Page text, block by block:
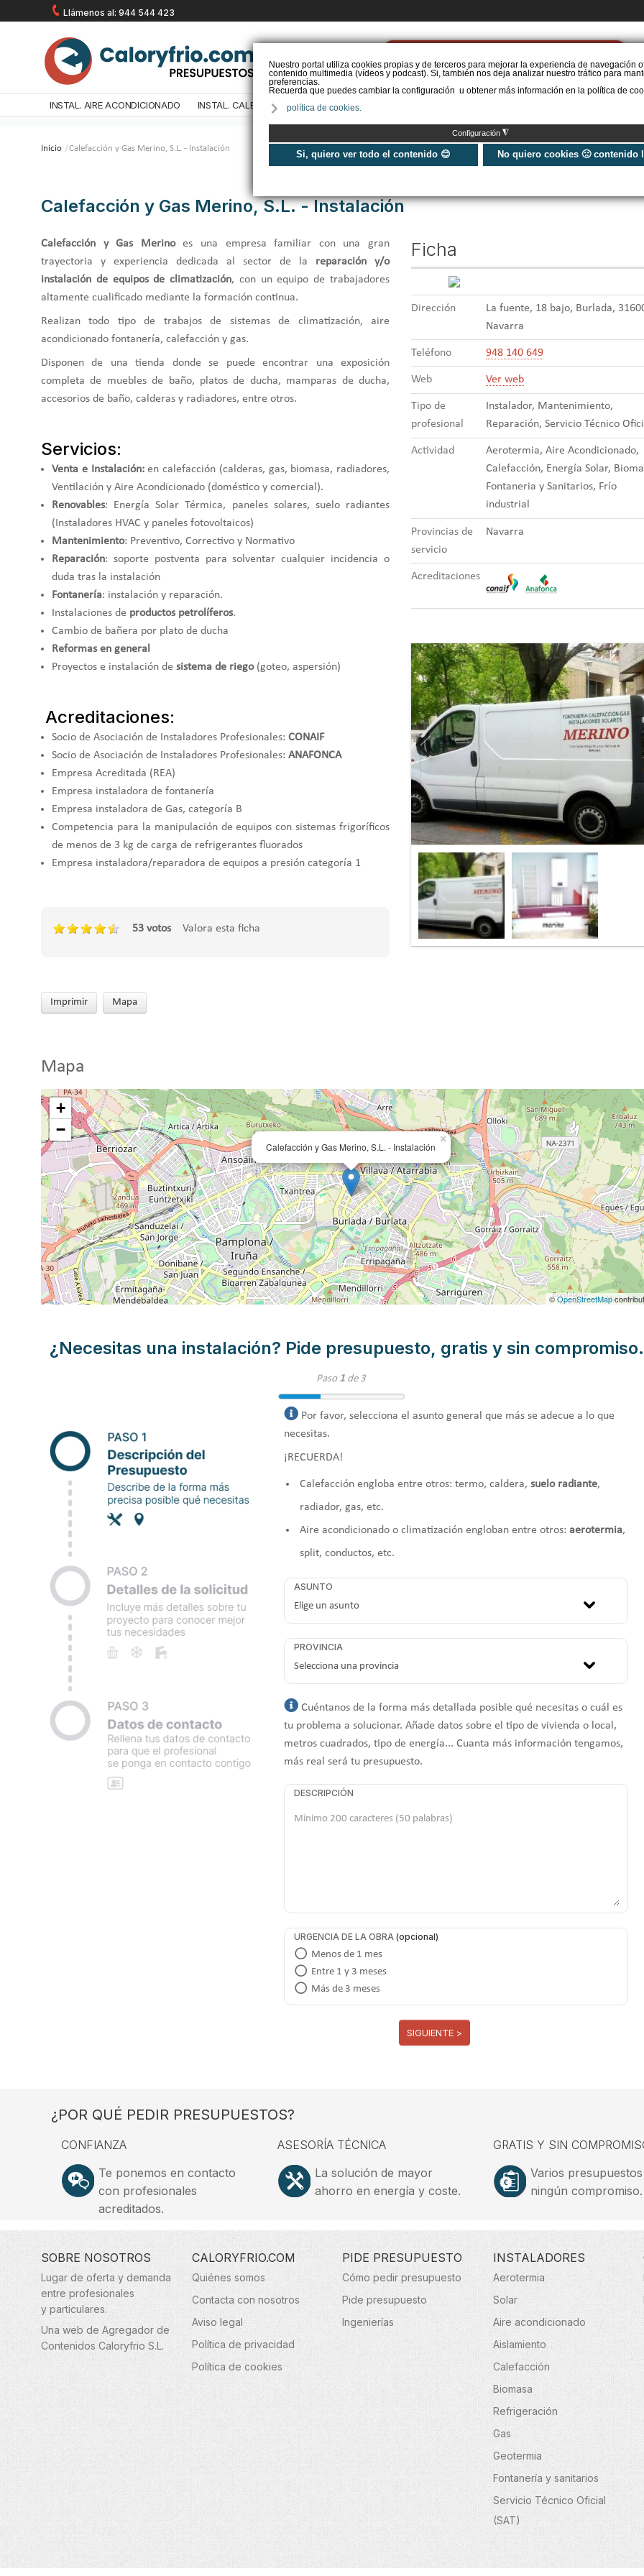
Nuestro portal utiliza cookies propias y de terceros para mejorar la experiencia de navegación
contenido multimedia (vídeos y podcast). Si, también nos deja analizar nuestro tráfico para
preferencias.
Recuerda que puedes cambiar la configuración u obtener más información en la política de
política de cookies.
Configuración ◮
Si, quiero ver todo el contenido 😊 No quiero cookies 🙁 contenido
Llámenos al: 944 544 423
PIDE PRESUPUESTO
INSTAL. AIRE ACONDICIONADO INSTAL. CALEFACCIÓN INSTAL. AEROTERMIA
Inicio /Calefacción y Gas Merino, S.L. - Instalación
Calefacción y Gas Merino, S.L. - Instalación
Calefacción y Gas Merinoes una empresa familiar con una gran
trayectoria y experiencia dedicada al sector de la reparación y/o
instalación de equipos de climatización, con un equipo de trabajadores
altamente cualificado mediante la formación continua.
Realizan todo tipo de trabajos de sistemas de climatización, aire
acondicionado fontanería, calefacción y gas.
Disponen de una tienda donde se puede encontrar una exposición
completa de muebles de baño, platos de ducha, mamparas de ducha,
accesorios de baño, calderas y radiadores, entre otros.
Servicios:
Venta e Instalación:en calefacción (calderas, gas, biomasa, radiadores,
Ventilación y Aire Acondicionado (doméstico y comercial).
Renovables: Energía Solar Térmica, paneles solares, suelo radiantes
(Instaladores HVAC y paneles fotovoltaicos)
Mantenimiento: Preventivo, Correctivo y Normativo
Reparación: soporte postventa para solventar cualquier incidencia o
duda tras la instalación
Fontanería: instalación y reparación.
Instalaciones de productos petrolíferos.
Cambio de bañera por plato de ducha
Reformas en general
Proyectos e instalación de sistema de riego(goteo, aspersión)
Acreditaciones:
Socio de Asociación de Instaladores Profesionales: CONAIF
Socio de Asociación de Instaladores Profesionales: ANAFONCA
Empresa Acreditada (REA)
Empresa instaladora de fontanería
Empresa instaladora de Gas, categoría B
Competencia para la manipulación de equipos con sistemas frigoríficos
de menos de 3 kg de carga de refrigerantes fluorados
Empresa instaladora/reparadora de equipos a presión categoría 1
Valora esta ficha
53 votos
Ficha
Dirección
La fuente, 18 bajo, Burlada,
Navarra
Teléfono 948 140 649
Web Ver web
Tipo de
profesional
Instalador, Mantenimiento,
Reparación, Servicio Técnico
Actividad
Aerotermia, Aire Acondicionado,
Calefacción, Energía Solar,
Fontaneria y Sanitarios, Frío
industrial
Provincias de
servicio
Navarra
Acreditaciones
Imprimir Mapa
Mapa
Calefacción y Gas Merino, S.L. - Instalación
×
+
−
©OpenStreetMap
¿Necesitas una instalación? Pide presupuesto, gratis y sin compromiso.
Paso 1 de 3
Por favor, selecciona el asunto general que más se adecue a lo que
necesitas.
¡RECUERDA!
Calefacción engloba entre otros: termo, caldera,suelo radiante,
radiador, gas, etc.
Aire acondicionado o climatización engloban entre otros:aerotermia,
split, conductos, etc.
ASUNTO
PROVINCIA
Cuéntanos de la forma más detallada posible qué necesitas o cuál es
tu problema a solucionar. Añade datos sobre el tipo de vivienda o local,
metros cuadrados, tipo de energía... Cuanta más información tengamos,
más real será tu presupuesto.
DESCRIPCIÓN
URGENCIA DE LA OBRA
Menos de 1 mes
Entre 1 y 3 meses
Más de 3 meses
SIGUIENTE >
¿POR QUÉ PEDIR PRESUPUESTOS?
CONFIANZA
Te ponemos en contacto
con profesionales
acreditados.
ASESORÍA TÉCNICA
La solución de mayor
ahorro en energía y coste.
GRATIS Y SIN
Varios
ningún compromiso.
SOBRE NOSOTROS
Lugar de oferta y demanda
entre profesionales
y particulares.
Una web de Agregador de
Contenidos Caloryfrio S.L.
CALORYFRIO.COM
Quiénes somos
Contacta con nosotros
Aviso legal
Política de privacidad
Política de cookies
PIDE PRESUPUESTO
Cómo pedir presupuesto
Pide presupuesto
Ingenierías
INSTALADORES
Aerotermia
Solar
Aire acondicionado
Aislamiento
Calefacción
Biomasa
Refrigeración
Gas
Geotermia
Fontanería y sanitarios
Servicio Técnico Oficial
(SAT)